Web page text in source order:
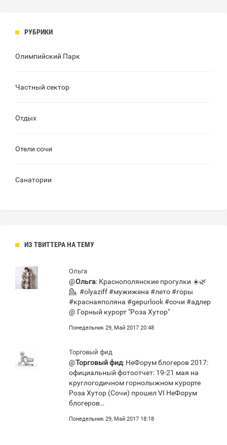
РУБРИКИ
Олимпийский Парк
Частный сектор
Отдых
Отели сочи
Санатории
ИЗ ТВИТТЕРА НА ТЕМУ
Ольга
@Ольга: Краснополянские прогулки ☀️🌿
💁. #olyaziff #мужижена #лето #горы
#краснаяполяна #gepurlook #сочи #адлер
@ Горный курорт "Роза Хутор"
Понедельник 29, Май 2017 20:48
Торговый фид
@Торговый фид: НеФорум блогеров 2017:
официальный фотоотчет: 19-21 мая на
круглогодичном горнолыжном курорте
Роза Хутор (Сочи) прошел VI НеФорум
блогеров…
Понедельник 29, Май 2017 18:18